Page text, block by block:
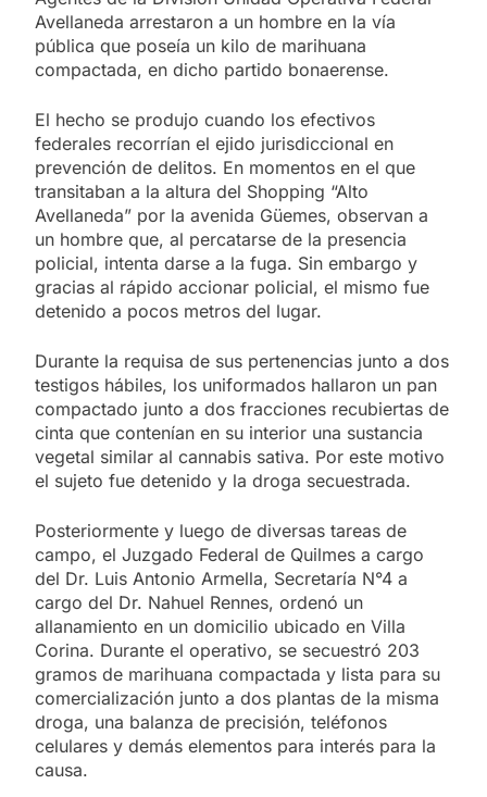
Avellaneda arrestaron a un hombre en la vía
pública que poseía un kilo de marihuana
compactada, en dicho partido bonaerense.
El hecho se produjo cuando los efectivos
federales recorrían el ejido jurisdiccional en
prevención de delitos. En momentos en el que
transitaban a la altura del Shopping “Alto
Avellaneda” por la avenida Güemes, observan a
un hombre que, al percatarse de la presencia
policial, intenta darse a la fuga. Sin embargo y
gracias al rápido accionar policial, el mismo fue
detenido a pocos metros del lugar.
Durante la requisa de sus pertenencias junto a dos
testigos hábiles, los uniformados hallaron un pan
compactado junto a dos fracciones recubiertas de
cinta que contenían en su interior una sustancia
vegetal similar al cannabis sativa. Por este motivo
el sujeto fue detenido y la droga secuestrada.
Posteriormente y luego de diversas tareas de
campo, el Juzgado Federal de Quilmes a cargo
del Dr. Luis Antonio Armella, Secretaría N°4 a
cargo del Dr. Nahuel Rennes, ordenó un
allanamiento en un domicilio ubicado en Villa
Corina. Durante el operativo, se secuestró 203
gramos de marihuana compactada y lista para su
comercialización junto a dos plantas de la misma
droga, una balanza de precisión, teléfonos
celulares y demás elementos para interés para la
causa.